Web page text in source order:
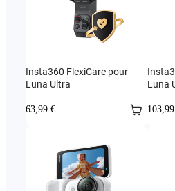
Insta360 FlexiCare pour
Luna Ultra
63,99 €
Luna